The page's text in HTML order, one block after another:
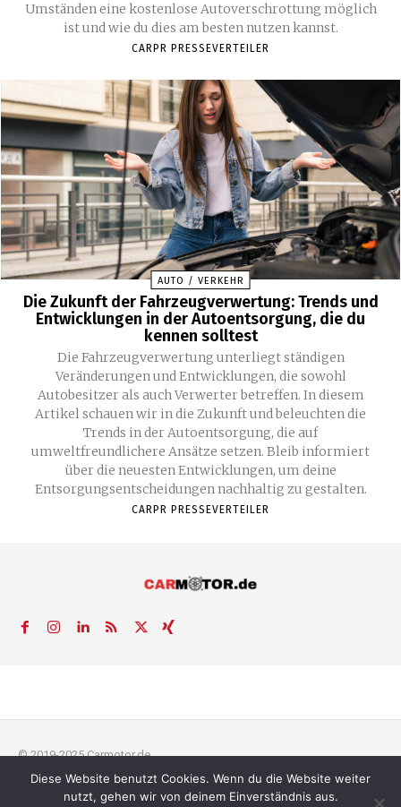
Umständen eine kostenlose Autoverschrottung möglich
ist und wie du dies am besten nutzen kannst.
CARPR PRESSEVERTEILER
AUTO / VERKEHR
Die Zukunft der Fahrzeugverwertung: Trends und
Entwicklungen in der Autoentsorgung, die du
kennen solltest
Die Fahrzeugverwertung unterliegt ständigen
Veränderungen und Entwicklungen, die sowohl
Autobesitzer als auch Verwerter betreffen. In diesem
Artikel schauen wir in die Zukunft und beleuchten die
Trends in der Autoentsorgung, die auf
umweltfreundlichere Ansätze setzen. Bleib informiert
über die neuesten Entwicklungen, um deine
Entsorgungsentscheidungen nachhaltig zu gestalten.
CARPR PRESSEVERTEILER
© 2019-2025 Carmotor.de
AGB Datenschutzerklärung FAQ Kontakt Impressum News
Diese Website benutzt Cookies. Wenn du die Website weiter
nutzt, gehen wir von deinem Einverständnis aus.